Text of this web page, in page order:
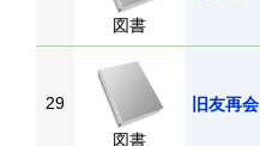
図書
29
図書
旧友再会